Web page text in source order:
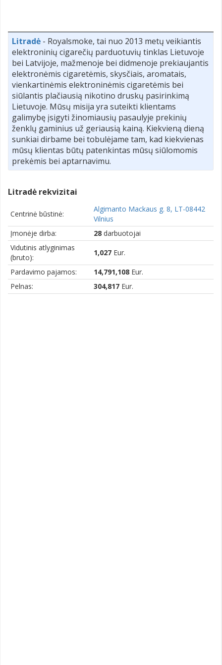
Litradė - Royalsmoke, tai nuo 2013 metų veikiantis
elektroninių cigarečių parduotuvių tinklas Lietuvoje
bei Latvijoje, mažmenoje bei didmenoje prekiaujantis
elektronėmis cigaretėmis, skysčiais, aromatais,
vienkartinėmis elektroninėmis cigaretėmis bei
siūlantis plačiausią nikotino druskų pasirinkimą
Lietuvoje. Mūsų misija yra suteikti klientams
galimybę įsigyti žinomiausių pasaulyje prekinių
ženklų gaminius už geriausią kainą. Kiekvieną dieną
sunkiai dirbame bei tobulėjame tam, kad kiekvienas
mūsų klientas būtų patenkintas mūsų siūlomomis
prekėmis bei aptarnavimu.
Litradė rekvizitai
Centrinė būstinė:
Algimanto Mackaus g. 8, LT-08442
Vilnius
Įmonėje dirba:
28 darbuotojai
Vidutinis atlyginimas
(bruto):
1,027 Eur.
Pardavimo pajamos: 14,791,108 Eur.
Pelnas:
304,817 Eur.